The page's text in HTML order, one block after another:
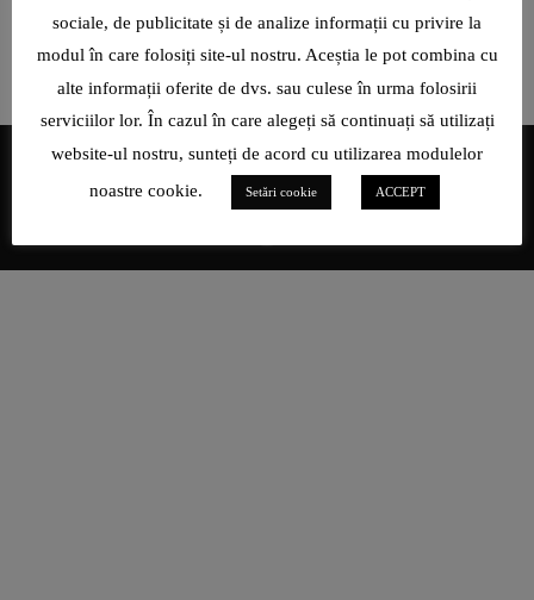
sociale, de publicitate și de analize informații cu privire la
modul în care folosiți site-ul nostru. Aceștia le pot combina cu
alte informații oferite de dvs. sau culese în urma folosirii
serviciilor lor. În cazul în care alegeți să continuați să utilizați
website-ul nostru, sunteți de acord cu utilizarea modulelor
noastre cookie.
Setări cookie ACCEPT